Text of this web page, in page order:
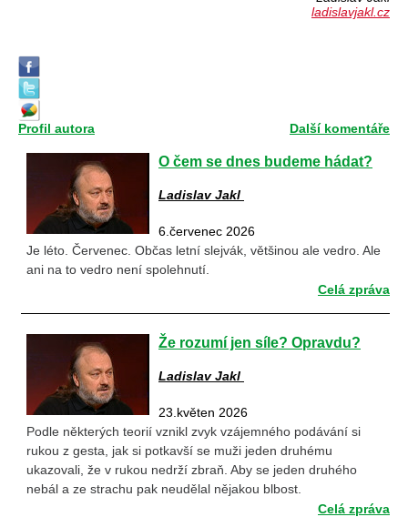
ladislavjakl.cz
Profil autora Další komentáře
O čem se dnes budeme hádat?
Ladislav Jakl
6.červenec 2026
Je léto. Červenec. Občas letní slejvák, většinou ale vedro. Ale
ani na to vedro není spolehnutí.
Celá zpráva
Že rozumí jen síle? Opravdu?
Ladislav Jakl
23.květen 2026
Podle některých teorií vznikl zvyk vzájemného podávání si
rukou z gesta, jak si potkavší se muži jeden druhému
ukazovali, že v rukou nedrží zbraň. Aby se jeden druhého
nebál a ze strachu pak neudělal nějakou blbost.
Celá zpráva